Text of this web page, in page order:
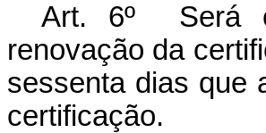
Art. 6º Será
renovação da
sessenta dias que
certificação.